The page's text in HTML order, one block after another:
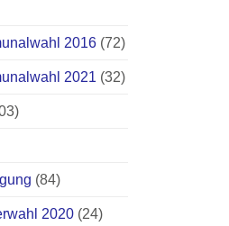
2016 (72)
2021 (32)
(84)
2020 (24)